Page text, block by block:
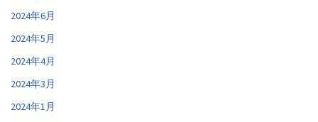
2024年6月
2024年5月
2024年4月
2024年3月
2024年1月